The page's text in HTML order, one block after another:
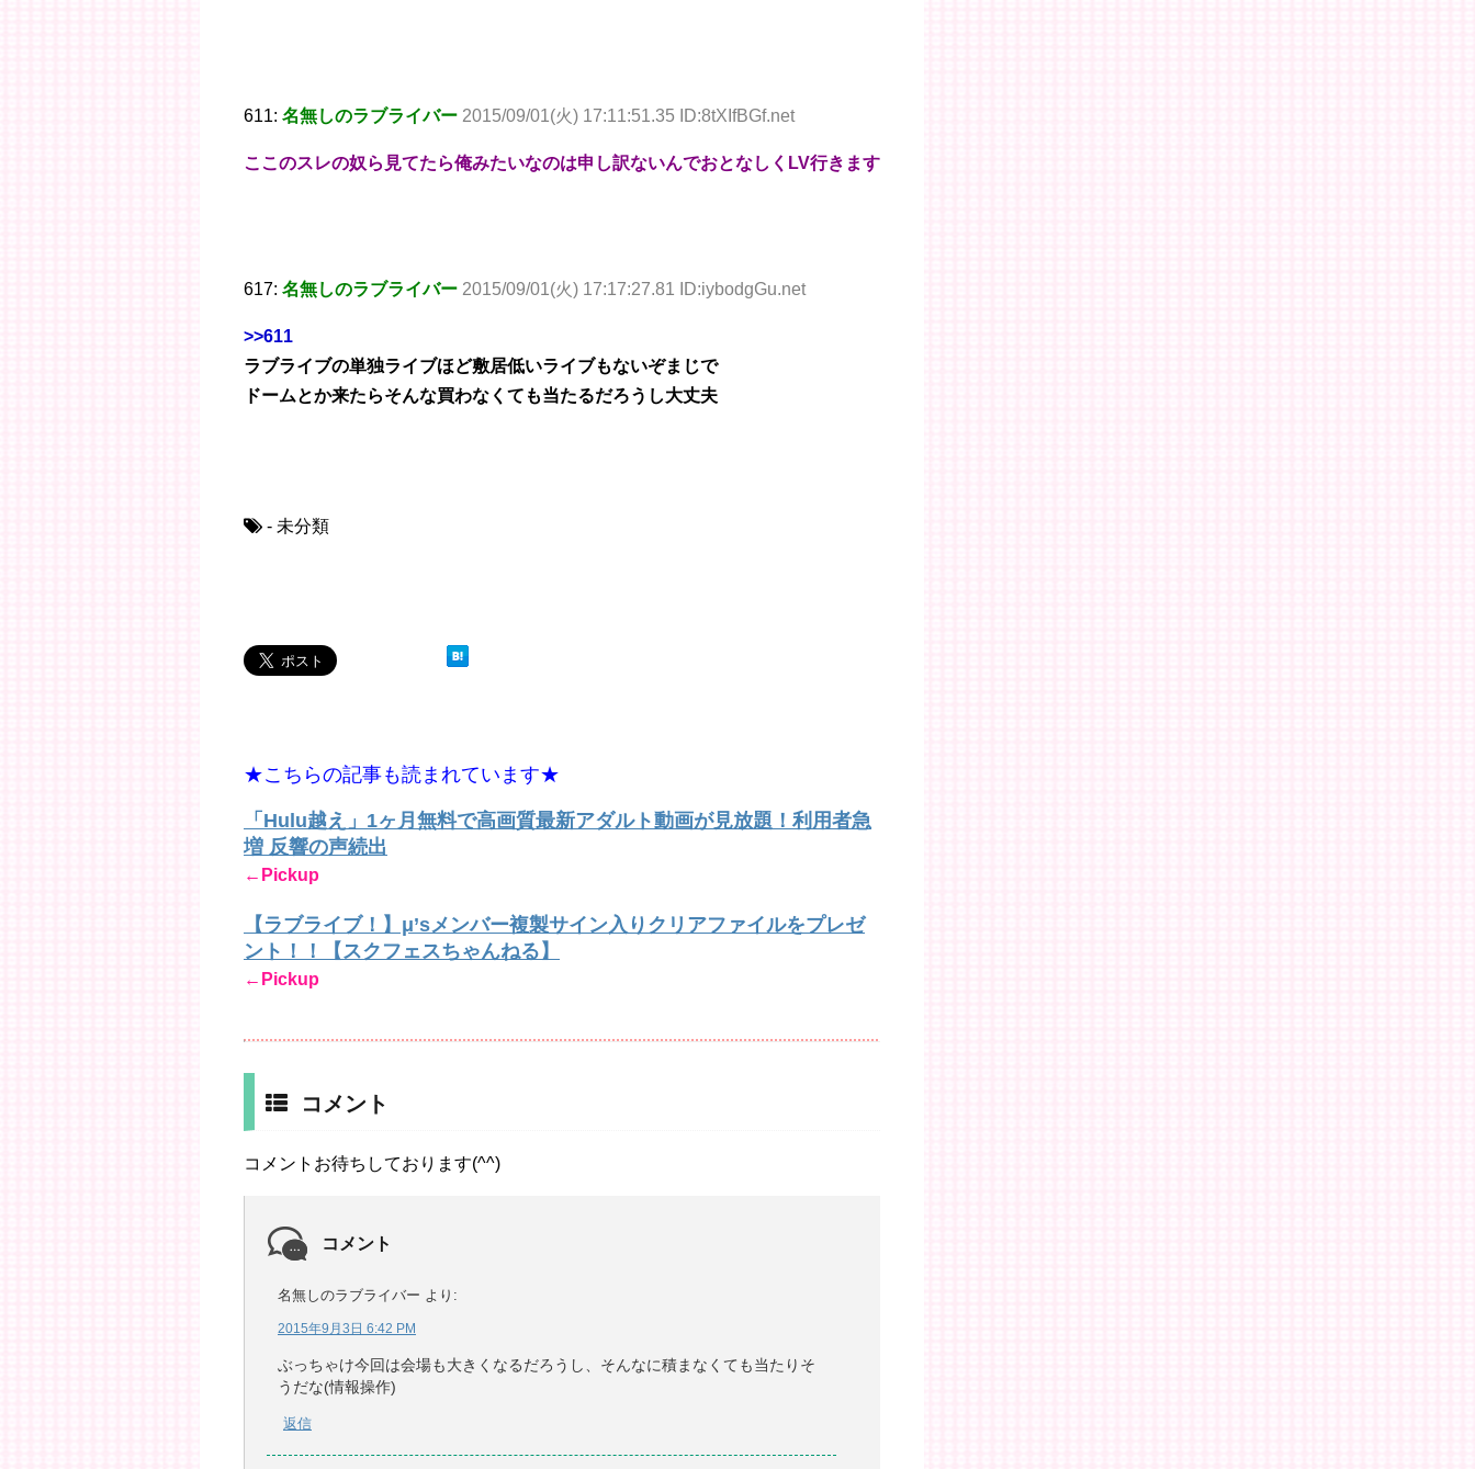
611: 名無しのラブライバー 2015/09/01(火) 17:11:51.35 ID:8tXIfBGf.net
ここのスレの奴ら見てたら俺みたいなのは申し訳ないんでおとなしくLV行きます
617: 名無しのラブライバー 2015/09/01(火) 17:17:27.81 ID:iybodgGu.net
>>611
ラブライブの単独ライブほど敷居低いライブもないぞまじで
ドームとか来たらそんな買わなくても当たるだろうし大丈夫
- 未分類
★こちらの記事も読まれています★
「Hulu越え」1ヶ月無料で高画質最新アダルト動画が見放題！利用者急
増 反響の声続出
←Pickup
【ラブライブ！】μ’sメンバー複製サイン入りクリアファイルをプレゼ
ント！！【スクフェスちゃんねる】
←Pickup
コメント
コメントお待ちしております(^^)
コメント
名無しのラブライバー より:
2015年9月3日 6:42 PM
ぶっちゃけ今回は会場も大きくなるだろうし、そんなに積まなくても当たりそ
うだな(情報操作)
返信